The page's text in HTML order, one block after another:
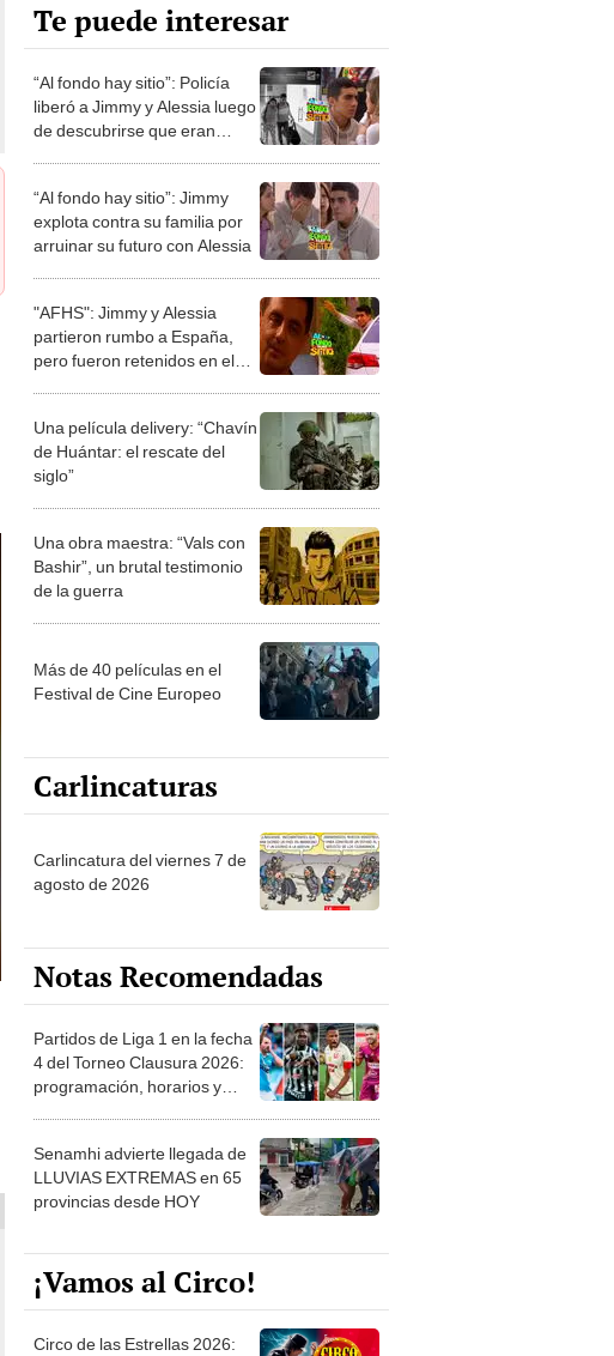
Te puede interesar
“Al fondo hay sitio”: Policía
liberó a Jimmy y Alessia luego
de descubrirse que eran
“Al fondo hay sitio”: Jimmy
explota contra su familia por
arruinar su futuro con Alessia
"AFHS": Jimmy y Alessia
partieron rumbo a España,
pero fueron retenidos en el
Una película delivery: “Chavín
de Huántar: el rescate del
siglo”
Una obra maestra: “Vals con
Bashir”, un brutal testimonio
de la guerra
Más de 40 películas en el
Festival de Cine Europeo
Carlincaturas
Carlincatura del viernes 7 de
agosto de 2026
Notas Recomendadas
Partidos de Liga 1 en la fecha
4 del Torneo Clausura 2026:
programación, horarios y
Senamhi advierte llegada de
LLUVIAS EXTREMAS en 65
provincias desde HOY
¡Vamos al Circo!
Circo de las Estrellas 2026: